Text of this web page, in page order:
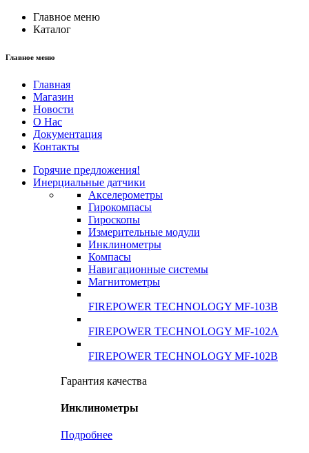
Главное меню
Каталог
Главное меню
Главная
Магазин
Новости
О Нас
Документация
Контакты
Горячие предложения!
Инерциальные датчики
Акселерометры
Гирокомпасы
Гироскопы
Измерительные модули
Инклинометры
Компасы
Навигационные системы
Магнитометры
FIREPOWER TECHNOLOGY MF-103B
FIREPOWER TECHNOLOGY MF-102A
FIREPOWER TECHNOLOGY MF-102B
Гарантия качества
Инклинометры
Подробнее